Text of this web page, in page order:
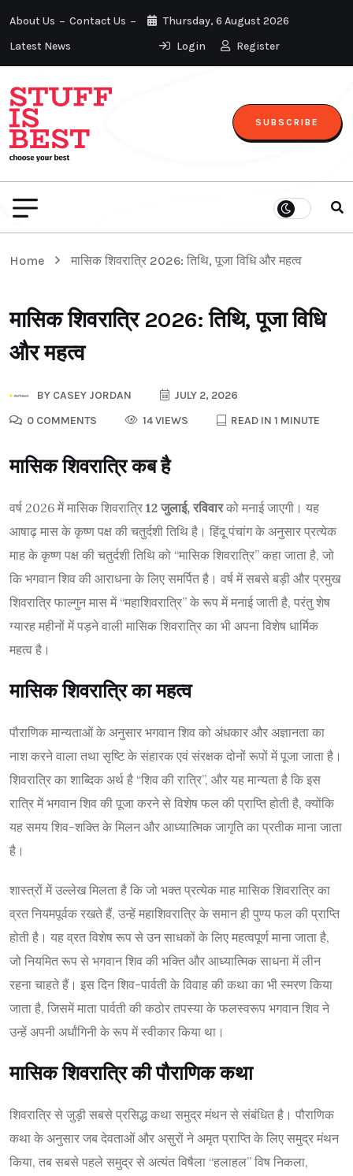
About Us
Contact Us
Latest News
Thursday, 6 August 2026
Login
Register
SUBSCRIBE
Home मासिक शिवरात्रि 2026: तिथि, पूजा विधि और महत्व
मासिक शिवरात्रि 2026: तिथि, पूजा विधि
और महत्व
BY CASEY JORDAN
JULY 2, 2026
0 COMMENTS
14 VIEWS READ IN 1 MINUTE
मासिक शिवरात्रि कब है
वर्ष 2026 में मासिक शिवरात्रि 12 जुलाई, रविवारको मनाई जाएगी। यह
आषाढ़ मास के कृष्ण पक्ष की चतुर्दशी तिथि है। हिंदू पंचांग के अनुसार प्रत्येक
माह के कृष्ण पक्ष की चतुर्दशी तिथि को “मासिक शिवरात्रि” कहा जाता है, जो
कि भगवान शिव की आराधना के लिए समर्पित है। वर्ष में सबसे बड़ी और प्रमुख
शिवरात्रि फाल्गुन मास में “महाशिवरात्रि” के रूप में मनाई जाती है, परंतु शेष
ग्यारह महीनों में पड़ने वाली मासिक शिवरात्रि का भी अपना विशेष धार्मिक
महत्व है।
मासिक शिवरात्रि का महत्व
पौराणिक मान्यताओं के अनुसार भगवान शिव को अंधकार और अज्ञानता का
नाश करने वाला तथा सृष्टि के संहारक एवं संरक्षक दोनों रूपों में पूजा जाता है।
शिवरात्रि का शाब्दिक अर्थ है “शिव की रात्रि”, और यह मान्यता है कि इस
रात्रि में भगवान शिव की पूजा करने से विशेष फल की प्राप्ति होती है, क्योंकि
यह समय शिव-शक्ति के मिलन और आध्यात्मिक जागृति का प्रतीक माना जाता
है।
शास्त्रों में उल्लेख मिलता है कि जो भक्त प्रत्येक माह मासिक शिवरात्रि का
व्रत नियमपूर्वक रखते हैं, उन्हें महाशिवरात्रि के समान ही पुण्य फल की प्राप्ति
होती है। यह व्रत विशेष रूप से उन साधकों के लिए महत्वपूर्ण माना जाता है,
जो नियमित रूप से भगवान शिव की भक्ति और आध्यात्मिक साधना में लीन
रहना चाहते हैं। इस दिन शिव-पार्वती के विवाह की कथा का भी स्मरण किया
जाता है, जिसमें माता पार्वती की कठोर तपस्या के फलस्वरूप भगवान शिव ने
उन्हें अपनी अर्धांगिनी के रूप में स्वीकार किया था।
मासिक शिवरात्रि की पौराणिक कथा
शिवरात्रि से जुड़ी सबसे प्रसिद्ध कथा समुद्र मंथन से संबंधित है। पौराणिक
कथा के अनुसार जब देवताओं और असुरों ने अमृत प्राप्ति के लिए समुद्र मंथन
किया, तब सबसे पहले समुद्र से अत्यंत विषैला “हलाहल” विष निकला,